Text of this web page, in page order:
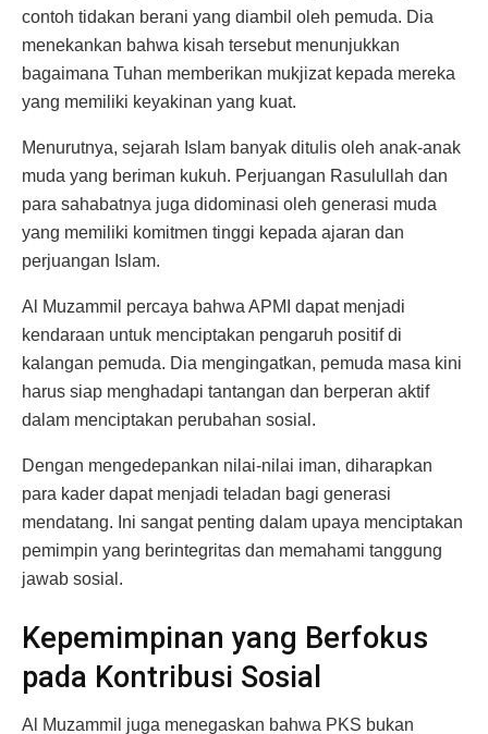
contoh tidakan berani yang diambil oleh pemuda. Dia
menekankan bahwa kisah tersebut menunjukkan
bagaimana Tuhan memberikan mukjizat kepada mereka
yang memiliki keyakinan yang kuat.
Menurutnya, sejarah Islam banyak ditulis oleh anak-anak
muda yang beriman kukuh. Perjuangan Rasulullah dan
para sahabatnya juga didominasi oleh generasi muda
yang memiliki komitmen tinggi kepada ajaran dan
perjuangan Islam.
Al Muzammil percaya bahwa APMI dapat menjadi
kendaraan untuk menciptakan pengaruh positif di
kalangan pemuda. Dia mengingatkan, pemuda masa kini
harus siap menghadapi tantangan dan berperan aktif
dalam menciptakan perubahan sosial.
Dengan mengedepankan nilai-nilai iman, diharapkan
para kader dapat menjadi teladan bagi generasi
mendatang. Ini sangat penting dalam upaya menciptakan
pemimpin yang berintegritas dan memahami tanggung
jawab sosial.
Kepemimpinan yang Berfokus
pada Kontribusi Sosial
Al Muzammil juga menegaskan bahwa PKS bukan